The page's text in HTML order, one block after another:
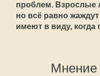
проблем. Взрослые
но всё равно
имеют в виду, когда
Мнение